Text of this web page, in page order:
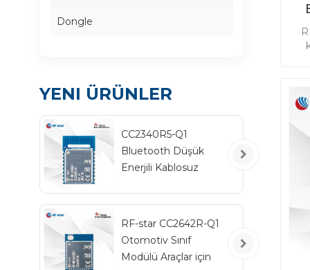
Dongle
YENI ÜRÜNLER
CC2340R5-Q1
Bluetooth Düşük
Enerjili Kablosuz
RF-star CC2642R-Q1
Otomotiv Sınıf
Modülü Araçlar için